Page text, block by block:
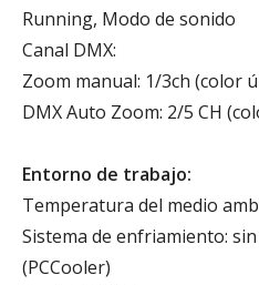
Running, Modo de sonido
Canal DMX:
Zoom manual: 1/3ch (color
DMX Auto Zoom: 2/5 CH
Entorno de trabajo:
Temperatura del medio
Sistema de enfriamiento:
(PCCooler)